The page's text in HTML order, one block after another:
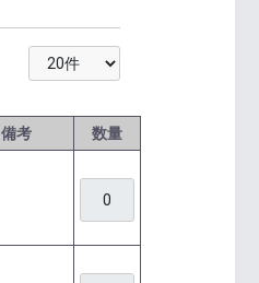
備考 数量